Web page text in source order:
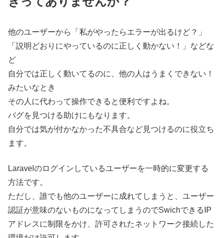
他のユーザーから「私がやったらエラーが出るけど？」
「説明どおりにやっているのに正しく動かない！」などな
ど
自分では正しく動いてるのに、他の人はうまくできない！
みたいなとき
その人に代わって操作できると便利ですよね。
バグを見つける助けにもなります。
自分では気が付かなかった不具合など見つけるのに役立ち
ます。
Laravelのログインしているユーザーを一時的に変更する
方法です。
ただし、誰でも他のユーザーに成れてしまうと、ユーザー
認証が意味のないものになってしまうのでSwichできるIP
アドレスに制限をかけ、許可されたネットワーク接続した